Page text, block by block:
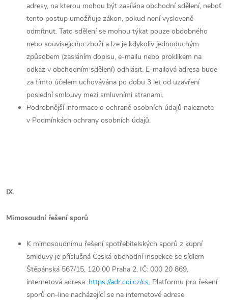
adresy, na kterou mohou být zasílána obchodní sdělení, neboť
tento postup umožňuje zákon, pokud není vysloveně
odmítnut. Tato sdělení se mohou týkat pouze obdobného
nebo souvisejícího zboží a lze je kdykoliv jednoduchým
způsobem (zasláním dopisu, e-mailu nebo proklikem na
odkaz v obchodním sdělení) odhlásit. E-mailová adresa bude
za tímto účelem uchovávána po dobu 3 let od uzavření
poslední smlouvy mezi smluvními stranami.
Podrobnější informace o ochraně osobních údajů naleznete
v Podmínkách ochrany osobních údajů.
IX.
Mimosoudní řešení sporů
K mimosoudnímu řešení spotřebitelských sporů z kupní
smlouvy je příslušná Česká obchodní inspekce se sídlem
Štěpánská 567/15, 120 00 Praha 2, IČ: 000 20 869,
internetová adresa: https://adr.coi.cz/cs. Platformu pro řešení
sporů on-line nacházející se na internetové adrese